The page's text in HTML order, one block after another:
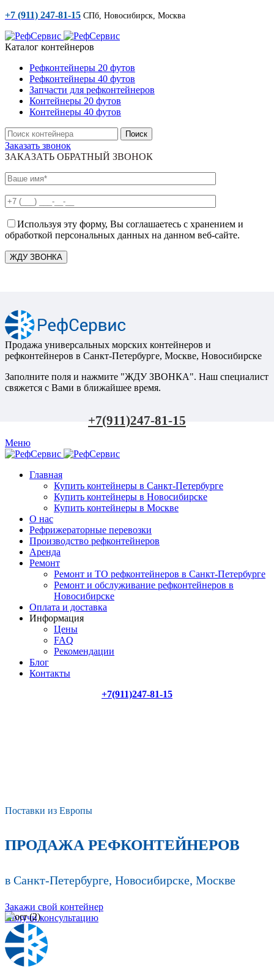
+7 (911) 247-81-15 СПб, Новосибирск, Москва
Каталог контейнеров
Рефконтейнеры 20 футов
Рефконтейнеры 40 футов
Запчасти для рефконтейнеров
Контейнеры 20 футов
Контейнеры 40 футов
Поиск
Заказать звонок
ЗАКАЗАТЬ ОБРАТНЫЙ ЗВОНОК
Используя эту форму, Вы соглашаетесь с хранением и
обработкой персональных данных на данном веб-сайте.
Продажа универсальных морских контейнеров и
рефконтейнеров в Санкт-Петербурге, Москве, Новосибирске
Заполните поля и нажмите "ЖДУ ЗВОНКА". Наш специалист
свяжется с Вами в ближайшее время.
+7(911)247-81-15
Меню
Главная
Купить контейнеры в Санкт-Петербурге
Купить контейнеры в Новосибирске
Купить контейнеры в Москве
О нас
Рефрижераторные перевозки
Производство рефконтейнеров
Аренда
Ремонт
Ремонт и ТО рефконтейнеров в Санкт-Петербурге
Ремонт и обслуживание рефконтейнеров в
Новосибирске
Оплата и доставка
Информация
Цены
FAQ
Рекомендации
Блог
Контакты
+7(911)247-81-15
Поставки из Европы
ПРОДАЖА РЕФКОНТЕЙНЕРОВ
в Санкт-Петербурге, Новосибирске, Москве
Закажи свой контейнер
Получи консультацию